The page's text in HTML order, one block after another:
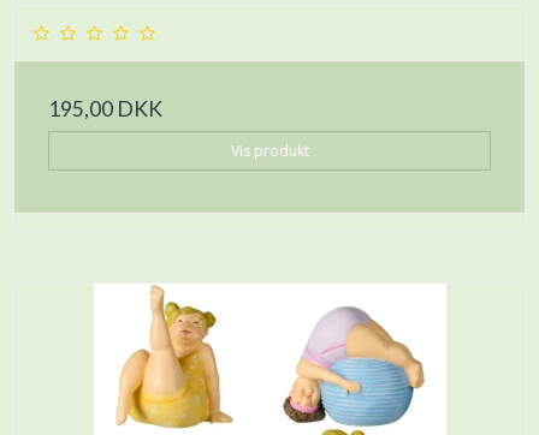
195,00 DKK
Vis produkt